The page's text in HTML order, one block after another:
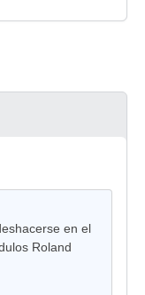
en el
Roland